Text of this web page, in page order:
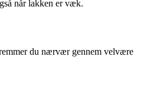
når lakken er væk.
du nærvær gennem velvære